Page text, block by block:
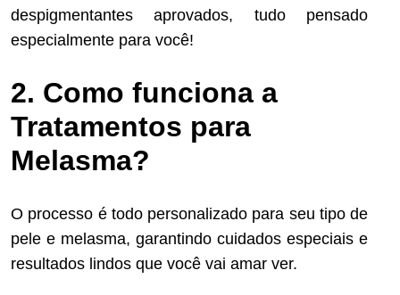
despigmentantes aprovados, tudo pensado
especialmente para você!
2. Como funciona a
Tratamentos para
Melasma?
O processo é todo personalizado para seu tipo de
pele e melasma, garantindo cuidados especiais e
resultados lindos que você vai amar ver.